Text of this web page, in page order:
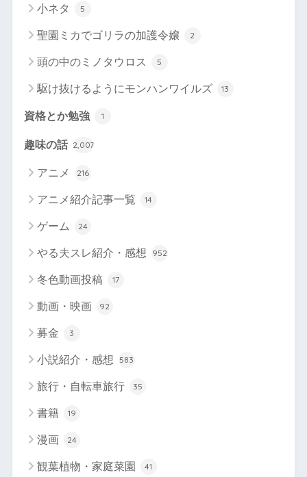
小ネタ 5
聖園ミカでゴリラの加護令嬢 2
頭の中のミノタウロス 5
駆け抜けるようにモンハンワイルズ 13
資格とか勉強 1
趣味の話 2,007
アニメ 216
アニメ紹介記事一覧 14
ゲーム 24
やる夫スレ紹介・感想 952
冬色動画投稿 17
動画・映画 92
募金 3
小説紹介・感想 583
旅行・自転車旅行 35
書籍 19
漫画 24
観葉植物・家庭菜園 41